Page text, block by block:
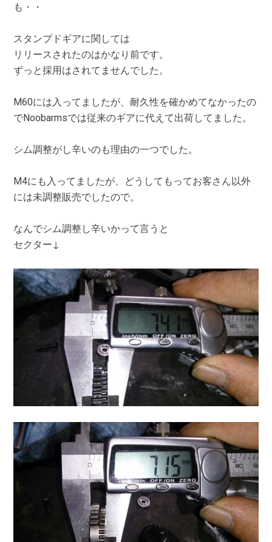
も・・
スタンプドギアに関しては
リリースされたのはかなり前です。
ずっと採用はされてませんでした。
M60には入ってましたが、耐久性を確かめてなかったの
でNoobarmsでは従来のギアに代えて出荷してました。
シム調整がし辛いのも理由の一つでした。
M4にも入ってましたが、どうしてもってお客さん以外
には未調整販売でしたので。
なんでシム調整し辛いかって言うと
セクター↓